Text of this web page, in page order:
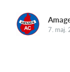
7. maj.